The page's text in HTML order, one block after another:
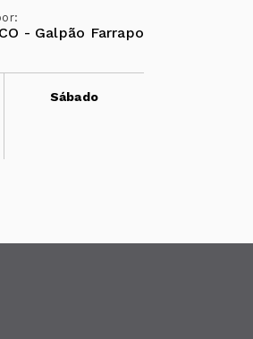
- Galpão Farrapo
Sábado